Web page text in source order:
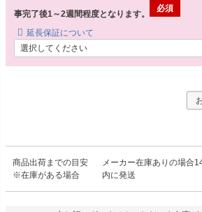
事完了後1～2週間程度となります。
延長保証について
商品出荷までの目安
※在庫がある場合
メーカー在庫ありの場合
内に発送